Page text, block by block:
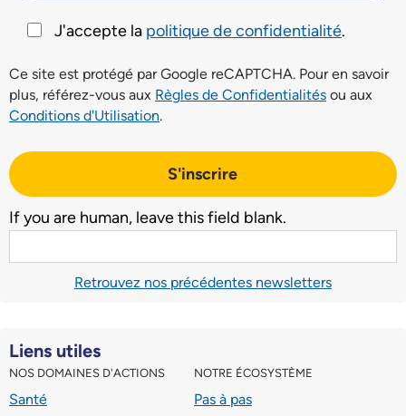
Liens utiles
NOS DOMAINES D'ACTIONS
Santé
NOTRE ÉCOSYSTÈME
Pas à pas
J'accepte la politique de confidentialité.
Ce site est protégé par Google reCAPTCHA. Pour en savoir
plus, référez-vous aux Règles de Confidentialités ou aux
Conditions d'Utilisation.
S'inscrire
If you are human, leave this field blank.
Retrouvez nos précédentes newsletters